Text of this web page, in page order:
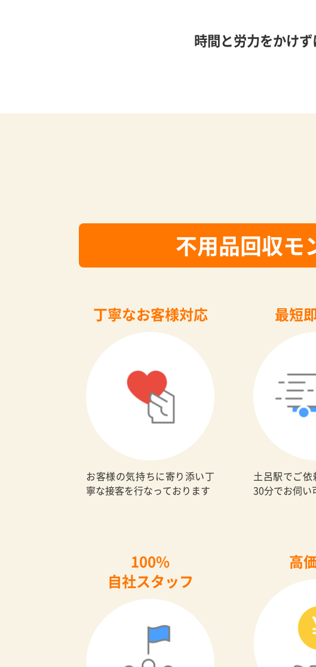
時間と労力をかけず
不用品回収モ
丁寧なお客様対応
お客様の気持ちに寄り添い丁
寧な接客を行なっております
最短
土呂駅でご
30分でお伺い
100%
自社スタッフ
高